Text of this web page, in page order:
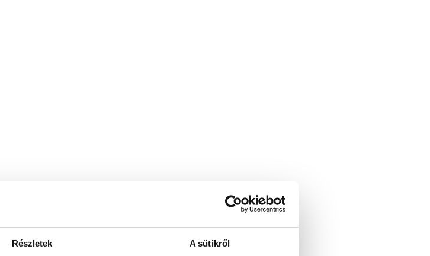
Részletek A sütikről